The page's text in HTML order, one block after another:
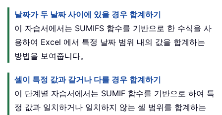
날짜가 두 날짜 사이에 있을 경우 합계하기
이 자습서에서는 SUMIFS 함수를 기반으로 한 수식을 사
용하여 Excel 에서 특정 날짜 범위 내의 값을 합계하는
방법을 보여줍니다。
셀이 특정 값과 같거나 다를 경우 합계하기
이 단계별 자습서에서는 SUMIF 함수를 기반으로 하여 특
정 값과 일치하거나 일치하지 않는 셀 범위를 합계하는